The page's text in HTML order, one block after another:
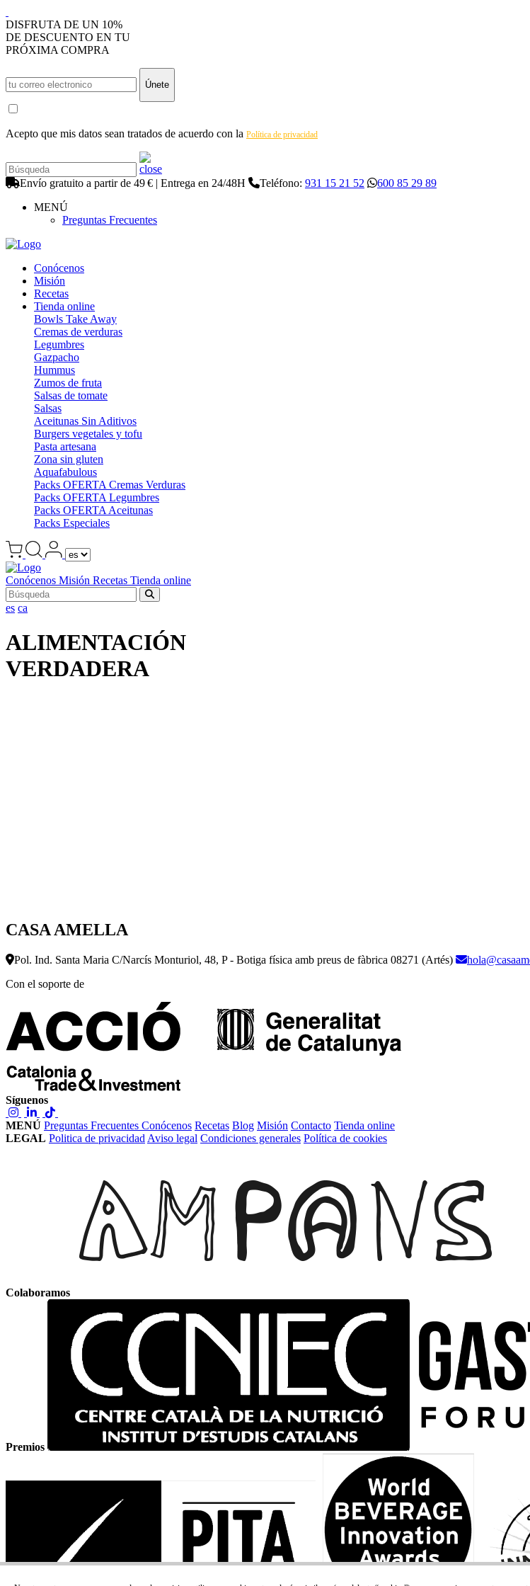
DISFRUTA DE UN 10%
DE DESCUENTO EN TU
PRÓXIMA COMPRA
Únete
Acepto que mis datos sean tratados de acuerdo con la Política de privacidad
Envío gratuito a partir de 49 € | Entrega en 24/48H Teléfono: 931 15 21 52
600 85 29 89
MENÚ
Preguntas Frecuentes
Conócenos
Misión
Recetas
Tienda online
Bowls Take Away
Cremas de verduras
Legumbres
Gazpacho
Hummus
Zumos de fruta
Salsas de tomate
Salsas
Aceitunas Sin Aditivos
Burgers vegetales y tofu
Pasta artesana
Zona sin gluten
Aquafabulous
Packs OFERTA Cremas Verduras
Packs OFERTA Legumbres
Packs OFERTA Aceitunas
Packs Especiales
Conócenos Misión Recetas Tienda online
es ca
ALIMENTACIÓN
VERDADERA
CASA AMELLA
Pol. Ind. Santa Maria C/Narcís Monturiol, 48, P - Botiga física amb preus de fàbrica 08271 (Artés)
Con el soporte de
Síguenos
MENÚ Preguntas Frecuentes Conócenos Recetas Blog Misión Contacto Tienda online
LEGAL Politica de privacidad Aviso legal Condiciones generales Política de cookies
Colaboramos
Premios